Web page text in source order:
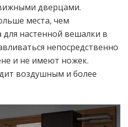
дверцами.
места, чем
настенной вешалки в
непосредственно
и не имеют ножек.
воздушным и более